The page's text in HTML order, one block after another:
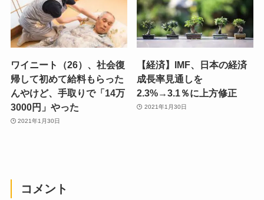
ワイニート（26）、社会復
帰して初めて給料もらった
んやけど、手取りで「14万
3000円」やった
2021年1月30日
【経済】IMF、日本の経済
成長率見通しを
2.3%→3.1％に上方修正
2021年1月30日
コメント